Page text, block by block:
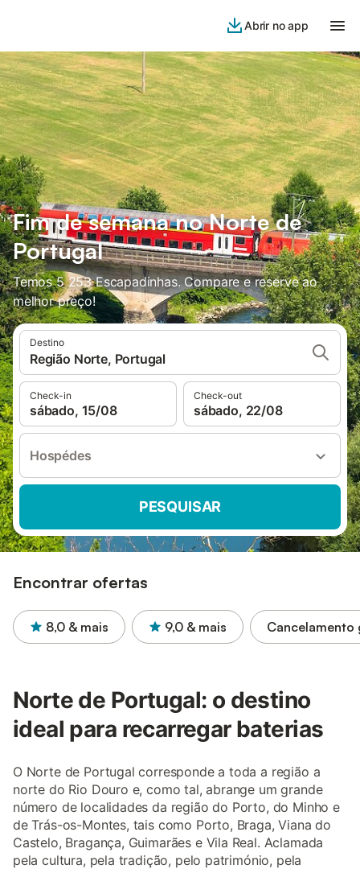
Abrir no app
Fim de semana no Norte de
Portugal
Temos 5 253 Escapadinhas. Compare e reserve ao
melhor preço!
Destino
Região Norte, Portugal
Check-in
sábado, 15/08
Check-out
sábado, 22/08
Hospédes
PESQUISAR
Encontrar ofertas
8,0 & mais 9,0 & mais Cancelamento
Norte de Portugal: o destino
ideal para recarregar baterias
O Norte de Portugal corresponde a toda a região a
norte do Rio Douro e, como tal, abrange um grande
número de localidades da região do Porto, do Minho e
de Trás-os-Montes, tais como Porto, Braga, Viana do
Castelo, Bragança, Guimarães e Vila Real. Aclamada
pela cultura, pela tradição, pelo património, pela